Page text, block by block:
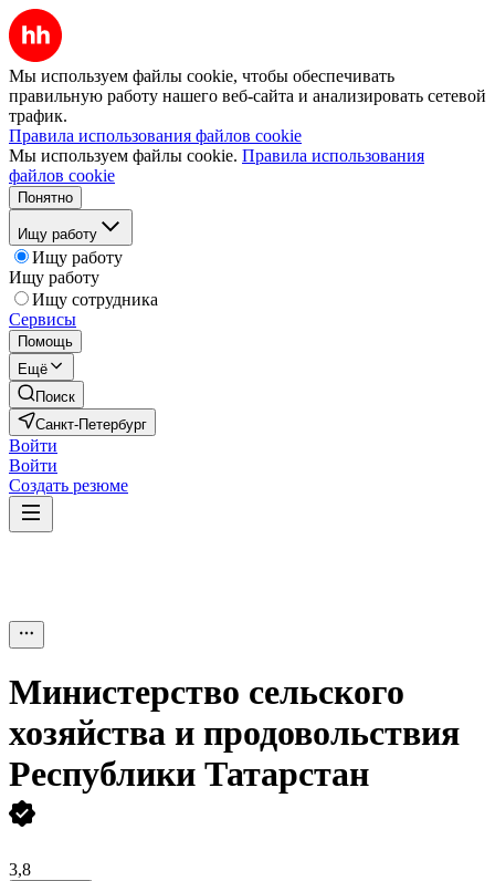
Мы используем файлы cookie, чтобы обеспечивать
правильную работу нашего веб-сайта и анализировать сетевой
трафик.
Правила использования файлов cookie
Мы используем файлы cookie. Правила использования
файлов cookie
Понятно
Ищу работу
Ищу работу
Ищу работу
Ищу сотрудника
Сервисы
Помощь
Ещё
Поиск
Санкт-Петербург
Войти
Войти
Создать резюме
Министерство сельского
хозяйства и продовольствия
Республики Татарстан
3,8